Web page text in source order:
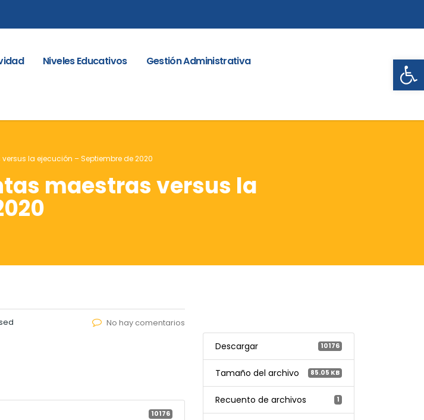
Niveles Educativos
Gestión Administrativa
la ejecución – Septiembre de 2020
maestras versus la
No hay comentarios
10176
Descargar 10176
Tamaño del archivo 85.05 KB
Recuento de archivos 1